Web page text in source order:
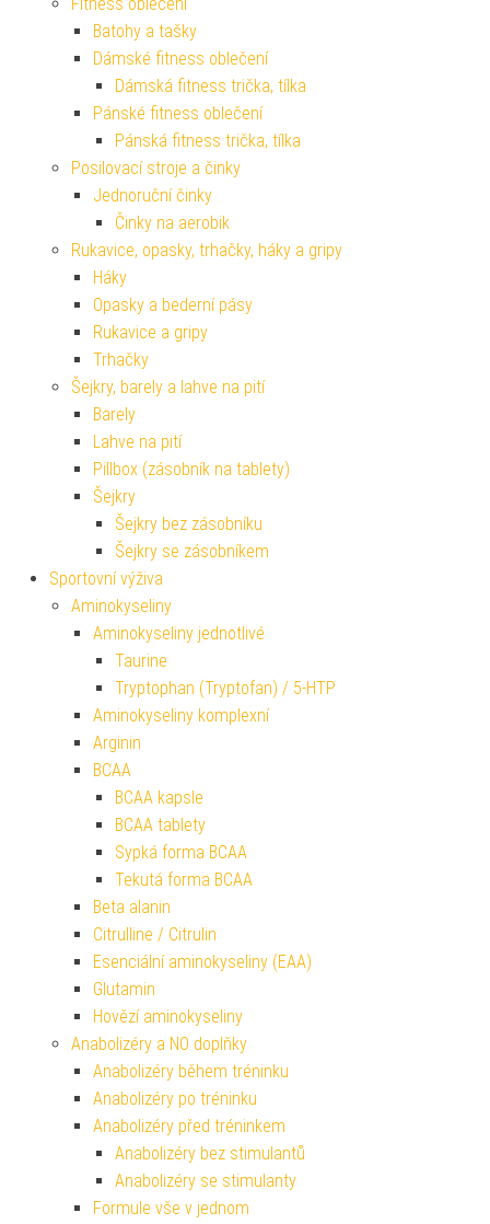
Batohy a tašky
Dámské fitness oblečení
Dámská fitness trička, tílka
Pánské fitness oblečení
Pánská fitness trička, tílka
Posilovací stroje a činky
Jednoruční činky
Činky na aerobik
Rukavice, opasky, trhačky, háky a gripy
Háky
Opasky a bederní pásy
Rukavice a gripy
Trhačky
Šejkry, barely a lahve na pití
Barely
Lahve na pití
Pillbox (zásobník na tablety)
Šejkry
Šejkry bez zásobníku
Šejkry se zásobníkem
Sportovní výživa
Aminokyseliny
Aminokyseliny jednotlivé
Taurine
Tryptophan (Tryptofan) / 5-HTP
Aminokyseliny komplexní
Arginin
BCAA
BCAA kapsle
BCAA tablety
Sypká forma BCAA
Tekutá forma BCAA
Beta alanin
Citrulline / Citrulin
Esenciální aminokyseliny (EAA)
Glutamin
Hovězí aminokyseliny
Anabolizéry a NO doplňky
Anabolizéry během tréninku
Anabolizéry po tréninku
Anabolizéry před tréninkem
Anabolizéry bez stimulantů
Anabolizéry se stimulanty
Formule vše v jednom